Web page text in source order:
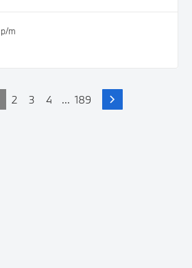
p/m
2 3 4 ... 189